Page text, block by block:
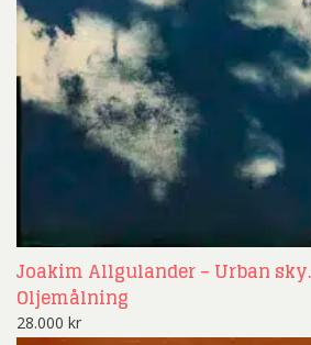
Joakim Allgulander – Urban sky.
Oljemålning
28.000 kr